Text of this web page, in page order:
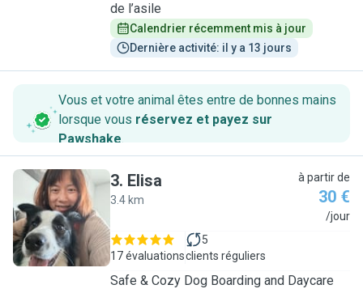
de l’asile
Calendrier récemment mis à jour
Dernière activité: il y a 13 jours
Vous et votre animal êtes entre de bonnes mains
lorsque vous réservez et payez sur
Pawshake.
E
3. Elisa
3.4 km
à partir de
30 €
/jour
17 évaluations
5
clients réguliers
Safe & Cozy Dog Boarding and Daycare